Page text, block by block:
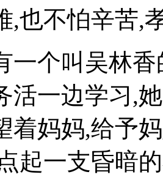
,也不怕辛苦,
个叫吴林香
活一边学习,
着妈妈,给予
起一支昏暗